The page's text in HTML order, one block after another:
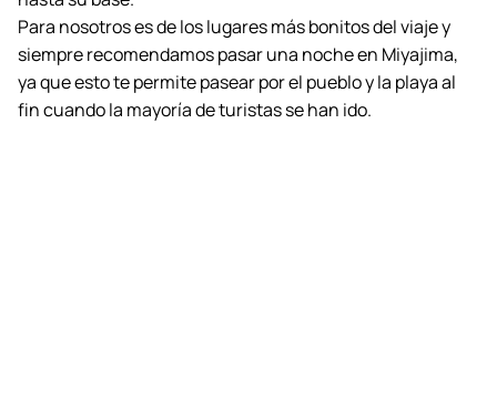
Para nosotros es de los lugares más bonitos del viaje y
siempre recomendamos pasar una noche en Miyajima,
ya que esto te permite pasear por el pueblo y la playa al
fin cuando la mayoría de turistas se han ido.